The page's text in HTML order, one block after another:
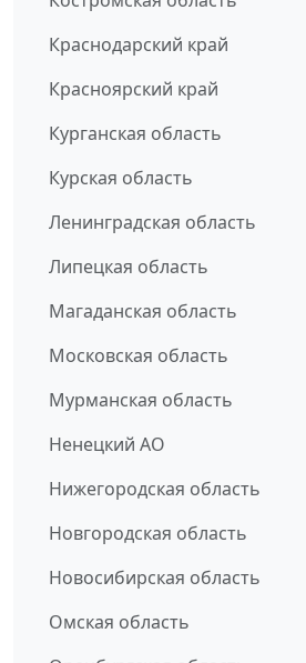
Краснодарский край
Красноярский край
Курганская область
Курская область
Ленинградская область
Липецкая область
Магаданская область
Московская область
Мурманская область
Ненецкий АО
Нижегородская область
Новгородская область
Новосибирская область
Омская область